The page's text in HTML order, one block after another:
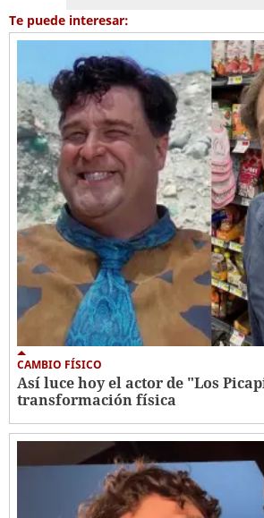
Te puede interesar:
CAMBIO FÍSICO
Así luce hoy el actor de "Los
transformación física